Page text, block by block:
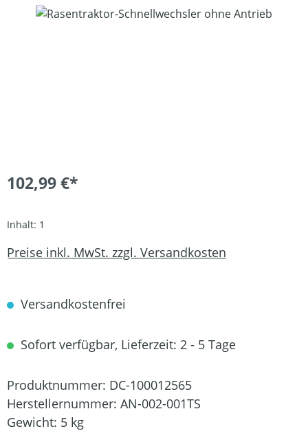
Bildergalerie überspringen
102,99 €*
Inhalt: 1
Preise inkl. MwSt. zzgl. Versandkosten
Versandkostenfrei
Sofort verfügbar, Lieferzeit: 2 - 5 Tage
Produktnummer: DC-100012565
Herstellernummer: AN-002-001TS
Gewicht: 5 kg